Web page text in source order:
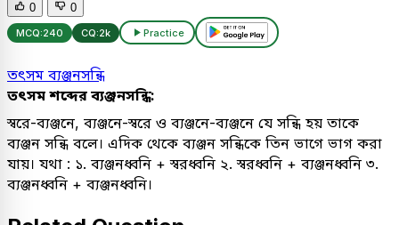
0 0
MCQ:240 CQ:2k Practice
তৎসম ব্যঞ্জনসন্ধি
তৎসম শব্দের ব্যঞ্জনসন্ধি:
স্বরে-ব্যঞ্জনে, ব্যঞ্জনে-স্বরে ও ব্যঞ্জনে-ব্যঞ্জনে যে সন্ধি হয় তাকে
ব্যঞ্জন সন্ধি বলে। এদিক থেকে ব্যঞ্জন সন্ধিকে তিন ভাগে ভাগ করা
যায়। যথা : ১. ব্যঞ্জনধ্বনি + স্বরধ্বনি ২. স্বরধ্বনি + ব্যঞ্জনধ্বনি ৩.
ব্যঞ্জনধ্বনি + ব্যঞ্জনধ্বনি।